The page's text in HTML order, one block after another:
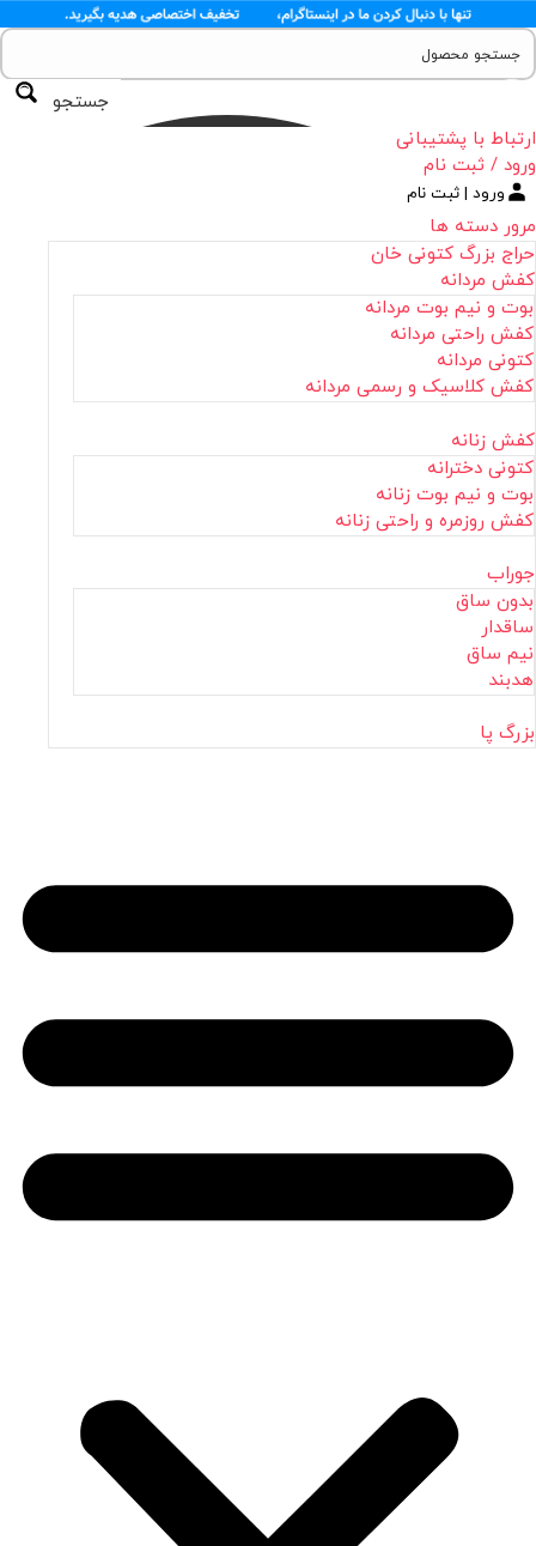
جستجو
ارتباط با پشتیبانی
ورود / ثبت نام
ورود | ثبت نام
مرور دسته ها
حراج بزرگ کتونی خان
کفش مردانه
بوت و نیم بوت مردانه
کفش راحتی مردانه
کتونی مردانه
کفش کلاسیک و رسمی مردانه
کفش زنانه
کتونی دخترانه
بوت و نیم بوت زنانه
کفش روزمره و راحتی زنانه
جوراب
بدون ساق
ساقدار
نیم ساق
هدبند
بزرگ پا